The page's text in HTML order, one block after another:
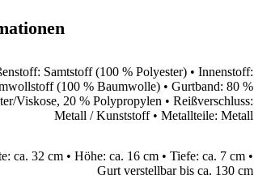
Samtstoff (100 % Polyester) • Innenstoff:
(100 % Baumwolle) • Gurtband: 80 %
Viskose, 20 % Polypropylen • Reißverschluss:
Metall / Kunststoff • Metallteile: Metall
ca. 32 cm • Höhe: ca. 16 cm • Tiefe: ca. 7 cm •
Gurt verstellbar bis ca. 130 cm